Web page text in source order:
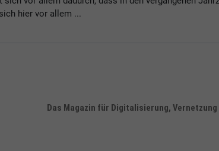
hier vor allem ...
Das Magazin für Digitalisierung,